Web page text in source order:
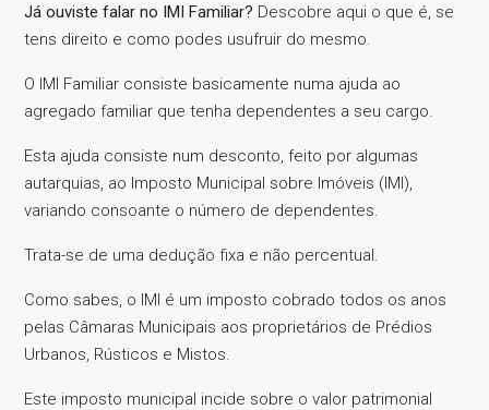
Já ouviste falar no IMI Familiar? Descobre aqui o que é, se
tens direito e como podes usufruir do mesmo.
O IMI Familiar consiste basicamente numa ajuda ao
agregado familiar que tenha dependentes a seu cargo.
Esta ajuda consiste num desconto, feito por algumas
autarquias, ao Imposto Municipal sobre Imóveis (IMI),
variando consoante o número de dependentes.
Trata-se de uma dedução fixa e não percentual.
Como sabes, o IMI é um imposto cobrado todos os anos
pelas Câmaras Municipais aos proprietários de Prédios
Urbanos, Rústicos e Mistos.
Este imposto municipal incide sobre o valor patrimonial